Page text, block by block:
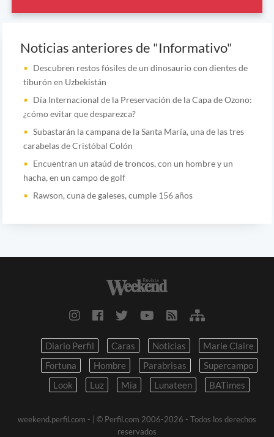
Noticias anteriores de "Informativo"
Descubren restos fósiles de un dinosaurio con dientes de
tiburón en Uzbekistán
Día Internacional de la Preservación de la Capa de Ozono:
¿cómo evitar que desparezca?
Subastarán la campana de la Santa María, una de las tres
carabelas de Cristóbal Colón
Encuentran un ataúd de troncos, con un hombre y un
hacha, en un campo de golf
Rawson, cuna de galeses, cumple 156 años
Diario Perfil Caras Noticias
Marie Claire
Fortuna
Hombre Parabrisas
Supercampo
Look
Luz Mia Lunateen BATimes
weekend.perfil.com - | © Perfil.com 2006-2026 - Todos los derechos
reservados